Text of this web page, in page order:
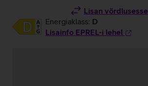
Lisan võrdlusesse
Energiaklass: D
Lisainfo EPREL-i lehel